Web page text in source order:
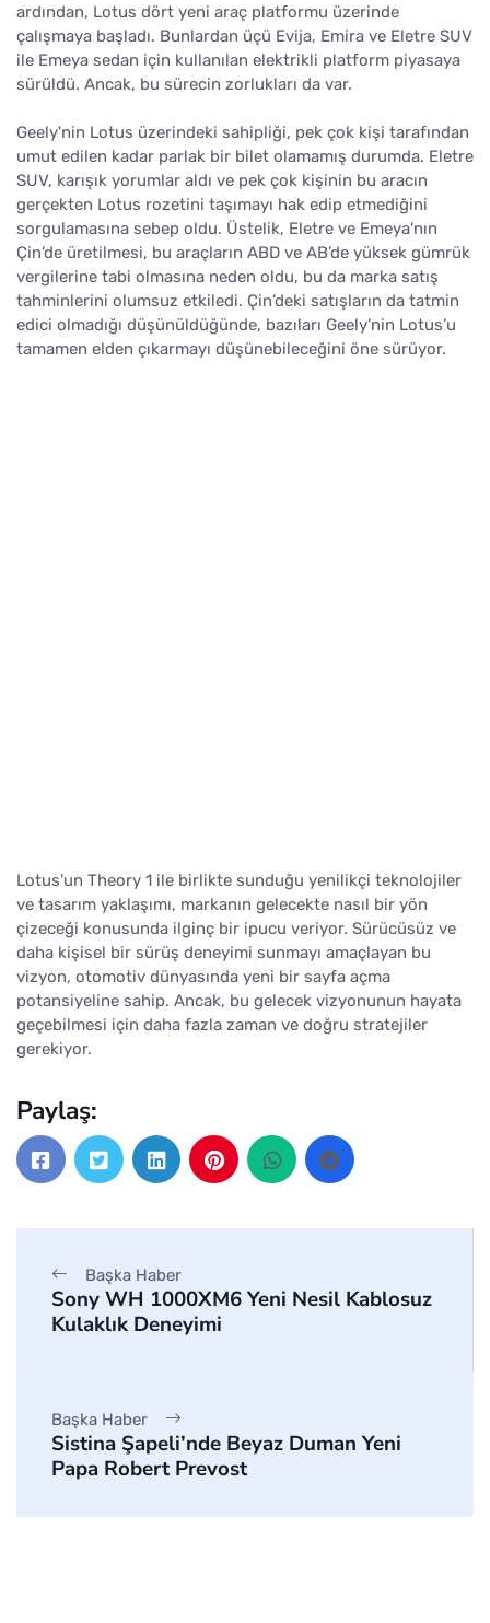
ardından, Lotus dört yeni araç platformu üzerinde
çalışmaya başladı. Bunlardan üçü Evija, Emira ve Eletre SUV
ile Emeya sedan için kullanılan elektrikli platform piyasaya
sürüldü. Ancak, bu sürecin zorlukları da var.
Geely'nin Lotus üzerindeki sahipliği, pek çok kişi tarafından
umut edilen kadar parlak bir bilet olamamış durumda. Eletre
SUV, karışık yorumlar aldı ve pek çok kişinin bu aracın
gerçekten Lotus rozetini taşımayı hak edip etmediğini
sorgulamasına sebep oldu. Üstelik, Eletre ve Emeya'nın
Çin’de üretilmesi, bu araçların ABD ve AB’de yüksek gümrük
vergilerine tabi olmasına neden oldu, bu da marka satış
tahminlerini olumsuz etkiledi. Çin’deki satışların da tatmin
edici olmadığı düşünüldüğünde, bazıları Geely’nin Lotus’u
tamamen elden çıkarmayı düşünebileceğini öne sürüyor.
Lotus’un Theory 1 ile birlikte sunduğu yenilikçi teknolojiler
ve tasarım yaklaşımı, markanın gelecekte nasıl bir yön
çizeceği konusunda ilginç bir ipucu veriyor. Sürücüsüz ve
daha kişisel bir sürüş deneyimi sunmayı amaçlayan bu
vizyon, otomotiv dünyasında yeni bir sayfa açma
potansiyeline sahip. Ancak, bu gelecek vizyonunun hayata
geçebilmesi için daha fazla zaman ve doğru stratejiler
gerekiyor.
Paylaş:
Başka Haber
Sony WH 1000XM6 Yeni Nesil Kablosuz
Kulaklık Deneyimi
Başka Haber
Sistina Şapeli’nde Beyaz Duman Yeni
Papa Robert Prevost